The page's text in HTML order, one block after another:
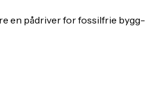
en pådriver for fossilfrie bygg-